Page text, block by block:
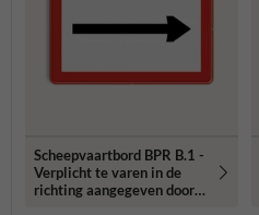
Scheepvaartbord BPR B.1 -
Verplicht te varen in de
richting aangegeven door